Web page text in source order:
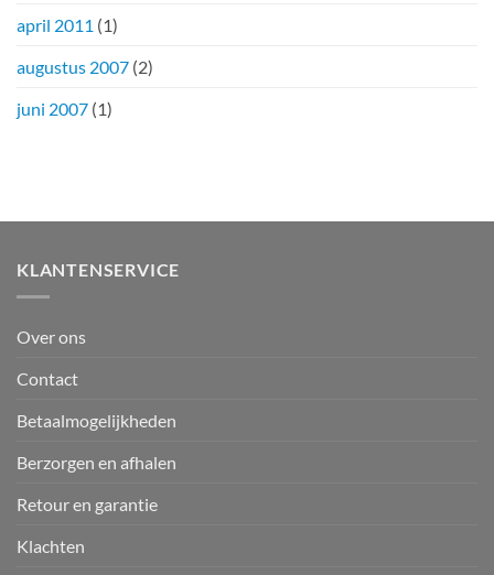
april 2011 (1)
augustus 2007 (2)
juni 2007 (1)
KLANTENSERVICE
Over ons
Contact
Betaalmogelijkheden
Berzorgen en afhalen
Retour en garantie
Klachten